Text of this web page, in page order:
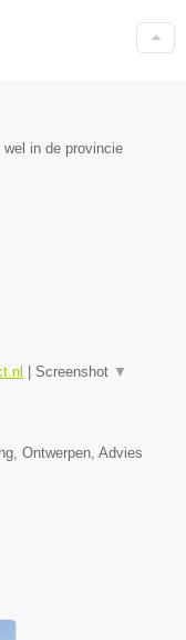
in de provincie
Screenshot ▼
Ontwerpen, Advies